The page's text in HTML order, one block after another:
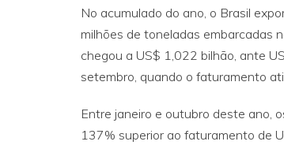
No acumulado do ano, o Brasil
milhões de toneladas embarcadas
chegou a US$ 1,022 bilhão, ante
setembro, quando o faturamento
Entre janeiro e outubro deste ano,
137% superior ao faturamento de